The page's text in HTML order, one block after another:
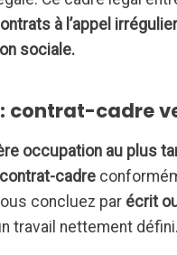
à l’appel
sociale.
contrat-cadre
occupation au plus
contrat-cadre
concluez par écrit
travail nettement défini.